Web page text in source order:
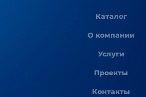
Каталог
О компании
Услуги
Проекты
Контакты